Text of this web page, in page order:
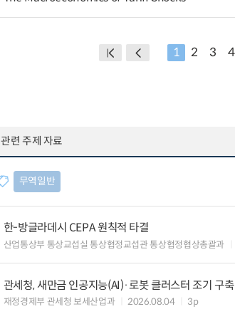
1 2 3 4
관련 주제 자료
무역일반
한-방글라데시 CEPA 원칙적 타결
산업통상부 통상교섭실 통상협정교섭관 통상협정협상총괄과
관세청, 새만금 인공지능(AI)·로봇 클러스터 조기 구
재정경제부 관세청 보세산업과 2026.08.04 3p